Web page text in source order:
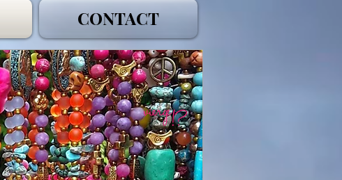
CONTACT